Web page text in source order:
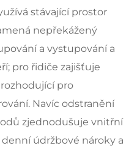
stávající prostor
nepřekážený
a vystupování a
pro řidiče zajišťuje
pro
Navíc odstranění
zjednodušuje vnitřní
údržbové nároky a